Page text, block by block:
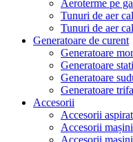
Aeroterme pe
Tunuri de aer
Tunuri de aer
Generatoare de curent
Generatoare
Generatoare
Generatoare
Generatoare
Accesorii
Accesorii
Accesorii
Accesorii